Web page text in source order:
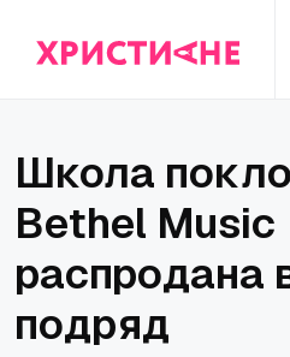
Школа
Bethel Music
распродана
подряд